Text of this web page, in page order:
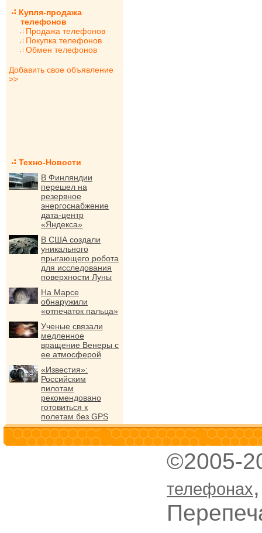
Купля-продажа
телефонов
Продажа телефонов
Покупка телефонов
Обмен телефонов
Добавить свое объявление
>>
Техно-Новости
В Финляндии
перешел на
резервное
энергоснабжение
дата-центр
«Яндекса»
В США создали
уникального
прыгающего робота
для исследования
поверхности Луны
На Марсе
обнаружили
«отпечаток пальца»
Ученые связали
медленное
вращение Венеры с
ее атмосферой
«Известия»:
Российским
пилотам
рекомендовано
готовиться к
полетам без GPS
©2005-
телефонах